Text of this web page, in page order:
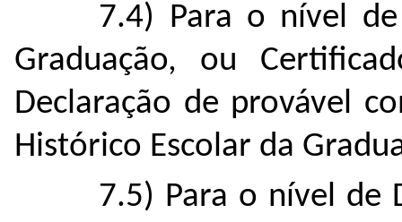
7.4) Para o nível
Graduação, ou
Declaração de provável
Histórico Escolar da
7.5) Para o nível de